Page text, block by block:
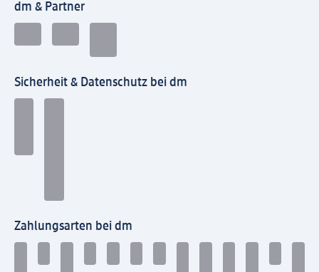
dm & Partner
Sicherheit & Datenschutz bei dm
Zahlungsarten bei dm